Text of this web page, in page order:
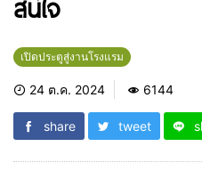
สนใจ
เปิดประตูสู่งานโรงแรม
24 ต.ค. 2024 6144
share tweet